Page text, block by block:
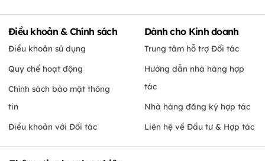
Điều khoản & Chính sách
Điều khoản sử dụng
Quy chế hoạt động
Chính sách bảo mật thông
tin
Điều khoản với Đối tác
Dành cho Kinh doanh
Trung tâm hỗ trợ Đối tác
Hướng dẫn nhà hàng hợp
tác
Nhà hàng đăng ký hợp tác
Liên hệ về Đầu tư & Hợp tác